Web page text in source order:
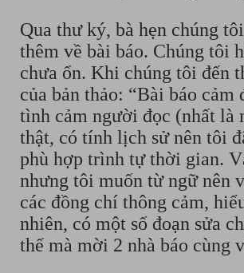
Qua thư ký, bà hẹn chúng
thêm về bài báo. Chúng tôi
chưa ổn. Khi chúng tôi đến
của bản thảo: “Bài báo
tình cảm người đọc (nhất là
thật, có tính lịch sử nên tôi
phù hợp trình tự thời gian.
nhưng tôi muốn từ ngữ nên
các đồng chí thông cảm,
nhiên, có một số đoạn sửa
thế mà mời 2 nhà báo cùng